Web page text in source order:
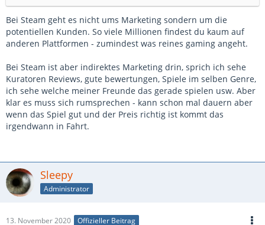
Bei Steam geht es nicht ums Marketing sondern um die
potentiellen Kunden. So viele Millionen findest du kaum auf
anderen Plattformen - zumindest was reines gaming angeht.
Bei Steam ist aber indirektes Marketing drin, sprich ich sehe
Kuratoren Reviews, gute bewertungen, Spiele im selben Genre,
ich sehe welche meiner Freunde das gerade spielen usw. Aber
klar es muss sich rumsprechen - kann schon mal dauern aber
wenn das Spiel gut und der Preis richtig ist kommt das
irgendwann in Fahrt.
Sleepy
Administrator
13. November 2020 Offizieller Beitrag